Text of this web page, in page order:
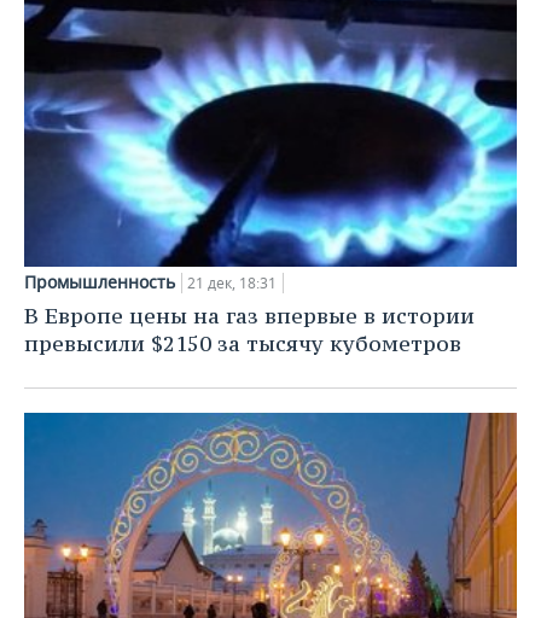
Промышленность 21 дек, 18:31
В Европе цены на газ впервые в истории
превысили $2150 за тысячу кубометров